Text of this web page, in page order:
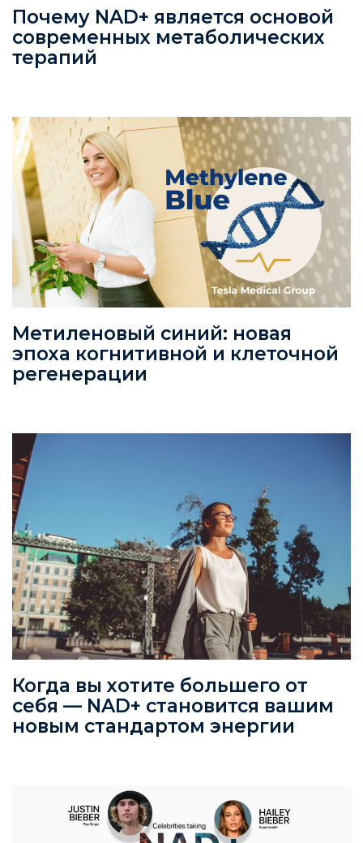
Почему NAD+ является основой
современных метаболических
терапий
Метиленовый синий: новая
эпоха когнитивной и клеточной
регенерации
Когда вы хотите большего от
себя — NAD+ становится вашим
новым стандартом энергии